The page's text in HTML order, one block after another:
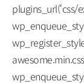
plugins_url(‘css/